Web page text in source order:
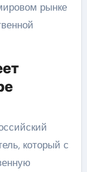
рынке
который с